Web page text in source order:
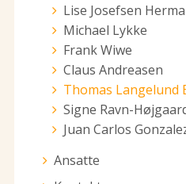
Lise Josefsen
Michael Lykke
Frank Wiwe
Claus Andreasen
Thomas Langelund
Signe Ravn-
Juan Carlos
Ansatte